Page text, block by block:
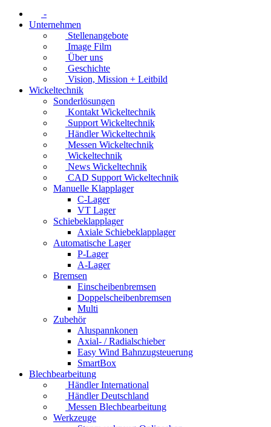
-
Unternehmen
Stellenangebote
Image Film
Über uns
Geschichte
Vision, Mission + Leitbild
Wickeltechnik
Sonderlösungen
Kontakt Wickeltechnik
Support Wickeltechnik
Händler Wickeltechnik
Messen Wickeltechnik
Wickeltechnik
News Wickeltechnik
CAD Support Wickeltechnik
Manuelle Klapplager
C-Lager
VT Lager
Schiebeklapplager
Axiale Schiebeklapplager
Automatische Lager
P-Lager
A-Lager
Bremsen
Einscheibenbremsen
Doppelscheibenbremsen
Multi
Zubehör
Aluspannkonen
Axial- / Radialschieber
Easy Wind Bahnzugsteuerung
SmartBox
Blechbearbeitung
Händler International
Händler Deutschland
Messen Blechbearbeitung
Werkzeuge